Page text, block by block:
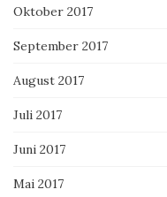
Oktober 2017
September 2017
August 2017
Juli 2017
Juni 2017
Mai 2017